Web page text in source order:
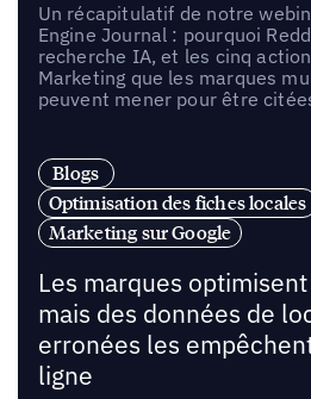
Un récapitulatif de notre
Engine Journal : pourquoi
recherche IA, et les cinq
Marketing que les marques
peuvent mener pour être
Blogs
Optimisation des fiches locales
Marketing sur Google
Les marques
mais des données de
erronées les
ligne